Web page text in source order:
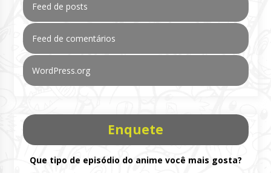
Feed de posts
Feed de comentários
WordPress.org
Enquete
Que tipo de episódio do anime você mais gosta?